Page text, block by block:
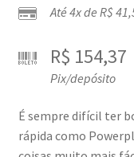
Até 4x de R$
R$ 154,37
Pix/depósito
É sempre difícil ter
rápida como